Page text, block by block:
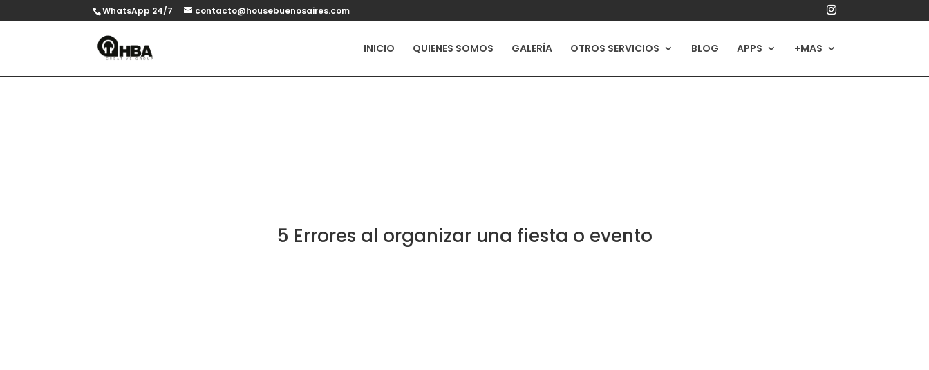
WhatsApp 24/7 contacto@housebuenosaires.com
INICIO QUIENES SOMOS GALERÍA OTROS SERVICIOS BLOG APPS +MAS
5 Errores al organizar una fiesta o evento